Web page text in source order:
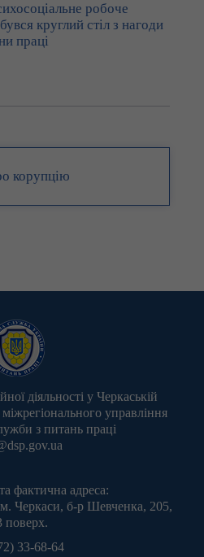
робоче
круглий стіл з нагоди
праці
корупцію
діяльності у Черкаській
управління
з питань праці
фактична адреса:
Черкаси, б-р Шевченка, 205,
поверх.
33-68-64